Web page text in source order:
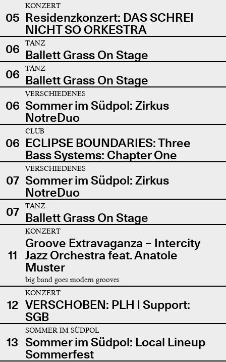
05
KONZERT
Residenzkonzert: DAS SCHREI
NICHT SO ORKESTRA
06
TANZ
Ballett Grass On Stage
06
TANZ
Ballett Grass On Stage
06
VERSCHIEDENES
Sommer im Südpol: Zirkus
NotreDuo
06
CLUB
ECLIPSE BOUNDARIES: Three
Bass Systems: Chapter One
07
VERSCHIEDENES
Sommer im Südpol: Zirkus
NotreDuo
07
TANZ
Ballett Grass On Stage
11
KONZERT
Groove Extravaganza – Intercity
Jazz Orchestra feat. Anatole
Muster
big band goes modern grooves
12
KONZERT
VERSCHOBEN: PLH | Support:
SGB
13
SOMMER IM SÜDPOL
Sommer im Südpol: Local Lineup
Sommerfest